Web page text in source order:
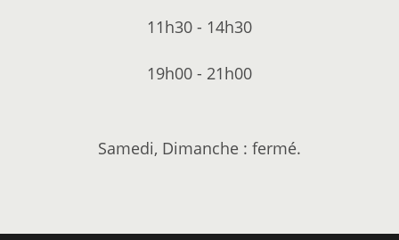
11h30 - 14h30
19h00 - 21h00
Samedi, Dimanche : fermé.